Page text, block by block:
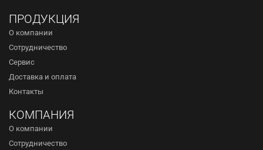
ПРОДУКЦИЯ
О компании
Сотрудничество
Сервис
Доставка и оплата
Контакты
КОМПАНИЯ
О компании
Сотрудничество